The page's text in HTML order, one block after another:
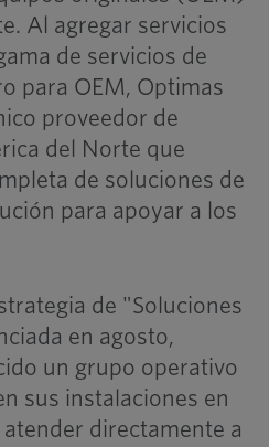
Al agregar servicios
de servicios de
para OEM, Optimas
proveedor de
del Norte que
de soluciones de
para apoyar a los
de "Soluciones
en agosto,
un grupo operativo
sus instalaciones en
directamente a